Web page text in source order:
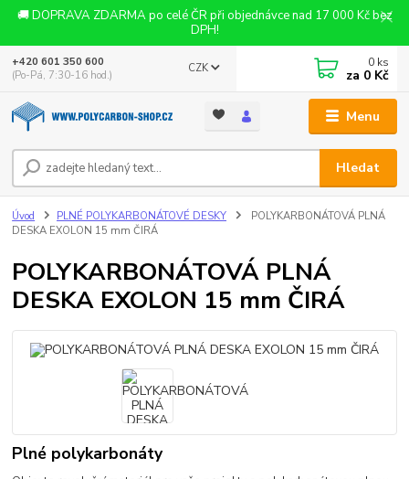
🚚 DOPRAVA ZDARMA po celé ČR při objednávce nad 17 000 Kč bez
DPH!
Menu
CZK
Hledat
+420 601 350 600
(Po-Pá, 7:30-16 hod.)
0 ks
za 0 Kč
Úvod PLNÉ POLYKARBONÁTOVÉ DESKY
POLYKARBONÁTOVÁ PLNÁ
DESKA EXOLON 15 mm ČIRÁ
POLYKARBONÁTOVÁ PLNÁ
DESKA EXOLON 15 mm ČIRÁ
Plné polykarbonáty